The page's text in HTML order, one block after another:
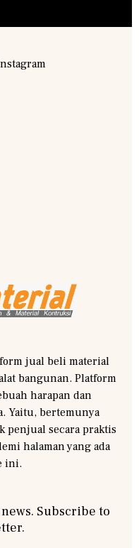
jual beli material
bangunan. Platform
harapan dan
Yaitu, bertemunya
penjual secara praktis
halaman yang ada
ini.
Subscribe to